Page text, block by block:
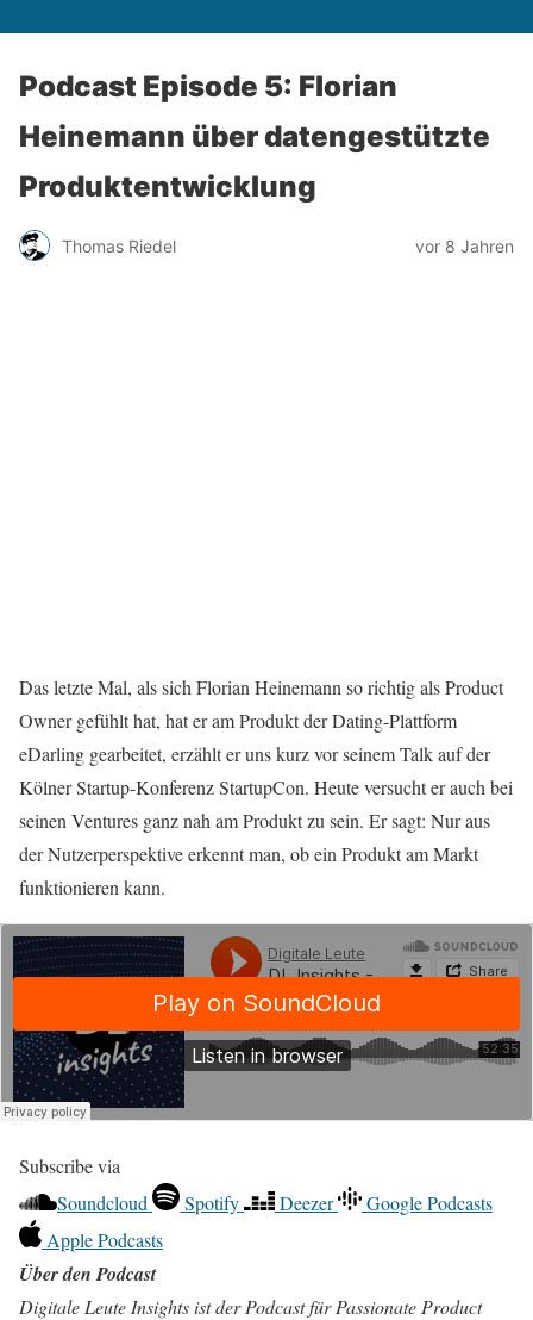
Podcast Episode 5: Florian
Heinemann über datengestützte
Produktentwicklung
Thomas Riedel vor 8 Jahren
Das letzte Mal, als sich Florian Heinemann so richtig als Product
Owner gefühlt hat, hat er am Produkt der Dating-Plattform
eDarling gearbeitet, erzählt er uns kurz vor seinem Talk auf der
Kölner Startup-Konferenz StartupCon. Heute versucht er auch bei
seinen Ventures ganz nah am Produkt zu sein. Er sagt: Nur aus
der Nutzerperspektive erkennt man, ob ein Produkt am Markt
funktionieren kann.
Subscribe via
Soundcloud
Spotify Deezer
Google Podcasts
Apple Podcasts
Über den Podcast
Digitale Leute Insights ist der Podcast für Passionate Product